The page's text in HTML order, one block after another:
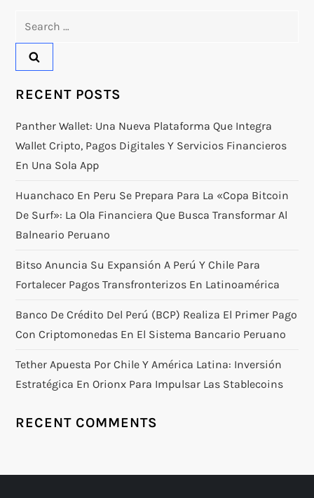
RECENT POSTS
Panther Wallet: Una Nueva Plataforma Que Integra
Wallet Cripto, Pagos Digitales Y Servicios Financieros
En Una Sola App
Huanchaco En Peru Se Prepara Para La «Copa Bitcoin
De Surf»: La Ola Financiera Que Busca Transformar Al
Balneario Peruano
Bitso Anuncia Su Expansión A Perú Y Chile Para
Fortalecer Pagos Transfronterizos En Latinoamérica
Banco De Crédito Del Perú (BCP) Realiza El Primer Pago
Con Criptomonedas En El Sistema Bancario Peruano
Tether Apuesta Por Chile Y América Latina: Inversión
Estratégica En Orionx Para Impulsar Las Stablecoins
RECENT COMMENTS